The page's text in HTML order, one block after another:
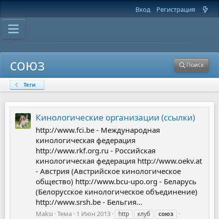
Вход Регистрация
союз Поиск
Теги
Кинологические организации (ссылки)
http://www.fci.be - Международная
кинологическая федерация
http://www.rkf.org.ru - Российская
кинологическая федерация http://www.oekv.at
- Австрия (Австрийское кинологическое
общество) http://www.bcu-upo.org - Беларусь
(Белорусское кинологическое объединение)
http://www.srsh.be - Бельгия...
Maksi Тема 1 Июн 2013 http клуб союз